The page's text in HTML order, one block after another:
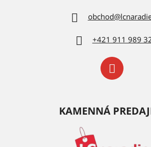
obchod@
+421 911 989
KAMENNÁ